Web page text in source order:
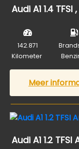
Audi A1 1.4 TFSI ,
142.871
Kilometer
Meer
Audi A1 1.2 TFSI